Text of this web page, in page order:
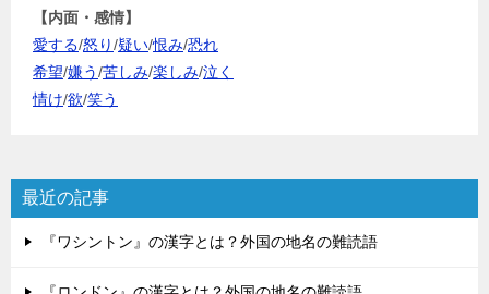
【内面・感情】
愛する/怒り/疑い/恨み/恐れ
希望/嫌う/苦しみ/楽しみ/泣く
情け/欲/笑う
最近の記事
『ワシントン』の漢字とは？外国の地名の難読語